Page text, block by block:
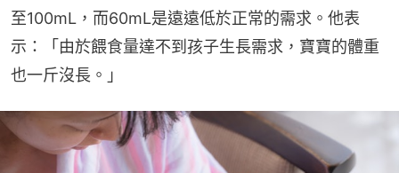
至100mL，而60mL是遠遠低於正常的需求。他表
示：「由於餵食量達不到孩子生長需求，寶寶的體重
也一斤沒長。」